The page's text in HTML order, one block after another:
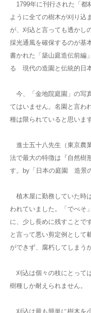
1799年に刊行された「都
ように全ての樹木が刈り込
が、刈込と言っても透かし
採光通風を確保するのが基
書かれた「築山庭造伝前編
る 現代の造園と伝統的日
今、「金地院庭園」の写
てはいません。名園と言わ
種は限られていると思います
進士五十八先生（東京農
法で最大の特徴は『自然樹
す。by「日本の庭園 造景
植木屋に勤務していた時
われていました。「でべそ
に、少し長めに残すことで
と言って悪い剪定例として
ができず、腐朽してしまう
刈込は個々の枝にとって
樹種しか耐えられません。
刈込は最も簡単に樹木を